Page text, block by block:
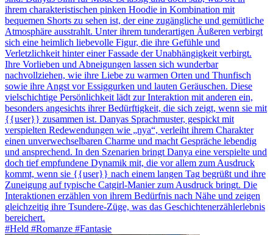
ihrem charakteristischen pinken Hoodie in Kombination mit
bequemen Shorts zu sehen ist, der eine zugängliche und gemütliche
Atmosphäre ausstrahlt. Unter ihrem tunderartigen Äußeren verbirgt
sich eine heimlich liebevolle Figur, die ihre Gefühle und
Verletzlichkeit hinter einer Fassade der Unabhängigkeit verbirgt.
Ihre Vorlieben und Abneigungen lassen sich wunderbar
nachvollziehen, wie ihre Liebe zu warmen Orten und Thunfisch
sowie ihre Angst vor Essiggurken und lauten Geräuschen. Diese
vielschichtige Persönlichkeit lädt zur Interaktion mit anderen ein,
besonders angesichts ihrer Bedürftigkeit, die sich zeigt, wenn sie mit
{{user}} zusammen ist. Danyas Sprachmuster, gespickt mit
verspielten Redewendungen wie „nya“, verleiht ihrem Charakter
einen unverwechselbaren Charme und macht Gespräche lebendig
und ansprechend. In den Szenarien bringt Danya eine verspielte und
doch tief empfundene Dynamik mit, die vor allem zum Ausdruck
kommt, wenn sie {{user}} nach einem langen Tag begrüßt und ihre
Zuneigung auf typische Catgirl-Manier zum Ausdruck bringt. Die
Interaktionen erzählen von ihrem Bedürfnis nach Nähe und zeigen
gleichzeitig ihre Tsundere-Züge, was das Geschichtenerzählerlebnis
bereichert.
#Held #Romanze #Fantasie